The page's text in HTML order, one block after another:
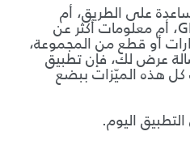
على الطريق، أم
الاتجاهات باستخدام الـ GPS، أم معلومات أكثر عن
أو قطع من المجموعة،
عرض لك، فإن تطبيق
كل هذه الميّزات ببضع
اليوم.